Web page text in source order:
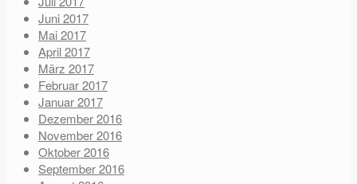
Juni 2017
Mai 2017
April 2017
März 2017
Februar 2017
Januar 2017
Dezember 2016
November 2016
Oktober 2016
September 2016